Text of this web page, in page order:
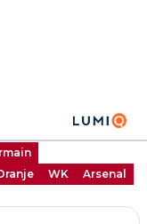
WK
Arsenal